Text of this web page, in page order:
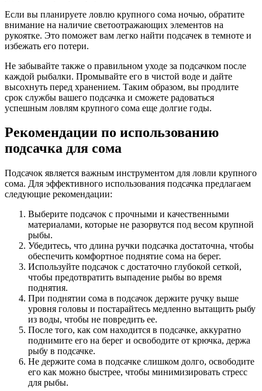
Если вы планируете ловлю крупного сома ночью, обратите
внимание на наличие светоотражающих элементов на
рукоятке. Это поможет вам легко найти подсачек в темноте и
избежать его потери.
Не забывайте также о правильном уходе за подсачком после
каждой рыбалки. Промывайте его в чистой воде и дайте
высохнуть перед хранением. Таким образом, вы продлите
срок службы вашего подсачка и сможете радоваться
успешным ловлям крупного сома еще долгие годы.
Рекомендации по использованию
подсачка для сома
Подсачок является важным инструментом для ловли крупного
сома. Для эффективного использования подсачка предлагаем
следующие рекомендации:
Выберите подсачок с прочными и качественными
материалами, которые не разорвутся под весом крупной
рыбы.
Убедитесь, что длина ручки подсачка достаточна, чтобы
обеспечить комфортное поднятие сома на берег.
Используйте подсачок с достаточно глубокой сеткой,
чтобы предотвратить выпадение рыбы во время
поднятия.
При поднятии сома в подсачок держите ручку выше
уровня головы и постарайтесь медленно вытащить рыбу
из воды, чтобы не повредить ее.
После того, как сом находится в подсачке, аккуратно
поднимите его на берег и освободите от крючка, держа
рыбу в подсачке.
Не держите сома в подсачке слишком долго, освободите
его как можно быстрее, чтобы минимизировать стресс
для рыбы.